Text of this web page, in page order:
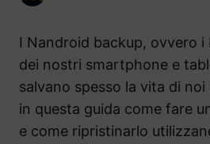
I Nandroid backup, ovvero
dei nostri smartphone e
salvano spesso la vita di
in questa guida come fare
e come ripristinarlo